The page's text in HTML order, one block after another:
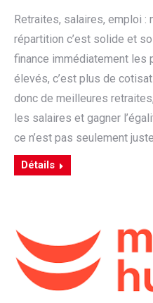
Retraites, salaires, emploi
répartition c’est solide et
finance immédiatement les
élevés, c’est plus de
donc de meilleures
les salaires et gagner
ce n’est pas seulement
Détails